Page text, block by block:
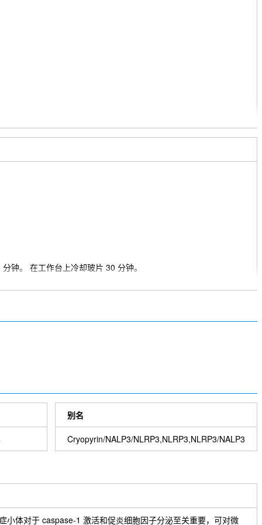
钟。 在工作台上冷却玻片 30 分钟。
别名
Cryopyrin/NALP3/NLRP3,NLRP3,NLRP3/NALP3
体对于 caspase-1 激活和促炎细胞因子分泌至关重要，可对微